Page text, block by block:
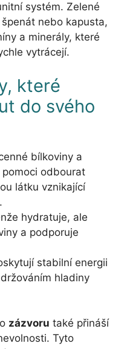
systém. Zelené
nebo kapusta,
a minerály, které
vytrácejí.
které
do svého
bílkoviny a
odbourat
látku vznikající
hydratuje, ale
a podporuje
stabilní energii
hladiny
zázvoru také přináší
Tyto